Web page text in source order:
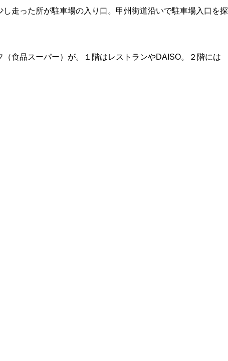
走った所が駐車場の入り口。甲州街道沿いで駐車場入口を探
食品スーパー）が。１階はレストランやDAISO。２階には